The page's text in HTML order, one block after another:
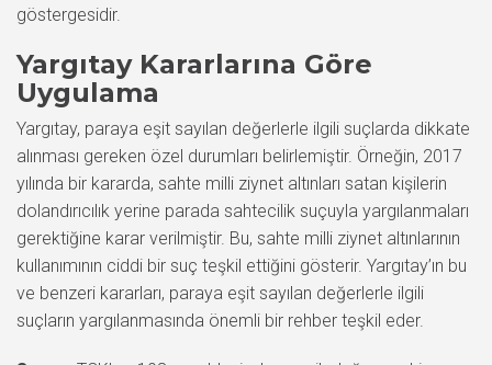
göstergesidir.
Yargıtay Kararlarına Göre
Uygulama
Yargıtay, paraya eşit sayılan değerlerle ilgili suçlarda dikkate
alınması gereken özel durumları belirlemiştir. Örneğin, 2017
yılında bir kararda, sahte milli ziynet altınları satan kişilerin
dolandırıcılık yerine parada sahtecilik suçuyla yargılanmaları
gerektiğine karar verilmiştir. Bu, sahte milli ziynet altınlarının
kullanımının ciddi bir suç teşkil ettiğini gösterir. Yargıtay’ın bu
ve benzeri kararları, paraya eşit sayılan değerlerle ilgili
suçların yargılanmasında önemli bir rehber teşkil eder.